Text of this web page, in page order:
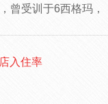
曾受训于6西格玛，
入住率